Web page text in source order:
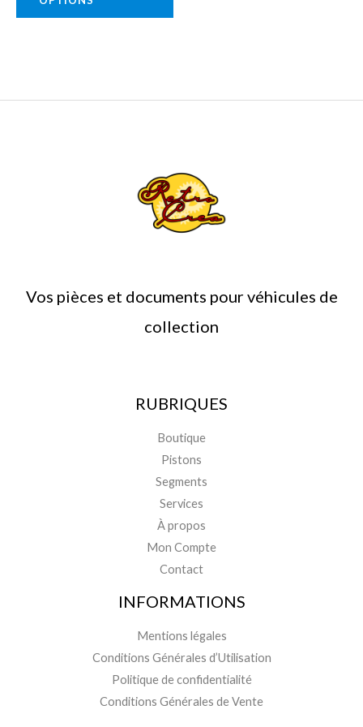
Vos pièces et documents pour véhicules de
collection
RUBRIQUES
Boutique
Pistons
Segments
Services
À propos
Mon Compte
Contact
INFORMATIONS
Mentions légales
Conditions Générales d’Utilisation
Politique de confidentialité
Conditions Générales de Vente